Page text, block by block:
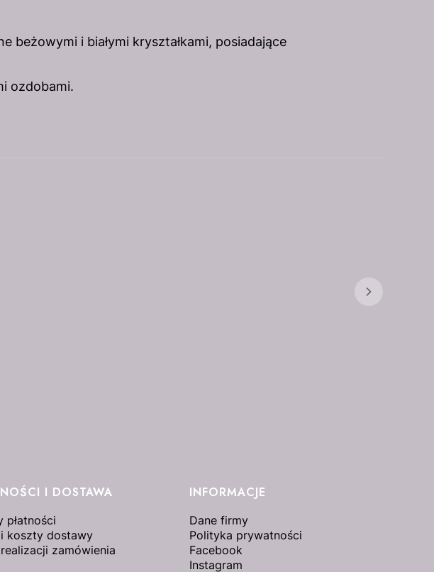
beżowymi i białymi kryształkami, posiadające
ozdobami.
I DOSTAWA
płatności
koszty dostawy
zamówienia
INFORMACJE
Dane firmy
Polityka prywatności
Facebook
Instagram